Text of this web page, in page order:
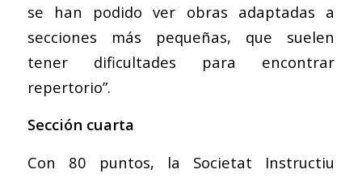
se han podido ver obras adaptadas a
secciones más pequeñas, que suelen
tener dificultades para encontrar
repertorio”.
Sección cuarta
Con 80 puntos, la Societat Instructiu